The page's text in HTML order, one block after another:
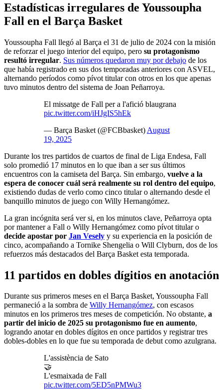
Estadísticas irregulares de Youssoupha
Fall en el Barça Basket
Youssoupha Fall llegó al Barça el 31 de julio de 2024 con la misión
de reforzar el juego interior del equipo, pero su protagonismo
resultó irregular. Sus números quedaron muy por debajo de los
que había registrado en sus dos temporadas anteriores con ASVEL,
alternando períodos como pívot titular con otros en los que apenas
tuvo minutos dentro del sistema de Joan Peñarroya.
El missatge de Fall per a l'afició blaugrana
pic.twitter.com/iHJgIS5hEk
— Barça Basket (@FCBbasket) August
19, 2025
Durante los tres partidos de cuartos de final de Liga Endesa, Fall
solo promedió 17 minutos en lo que iban a ser sus últimos
encuentros con la camiseta del Barça. Sin embargo, vuelve a la
espera de conocer cuál será realmente su rol dentro del equipo,
existiendo dudas de verlo como cinco titular o alternando desde el
banquillo minutos de juego con Willy Hernangómez.
La gran incógnita será ver si, en los minutos clave, Peñarroya opta
por mantener a Fall o Willy Hernangómez como pívot titular o
decide apostar por Jan Vesely y su experiencia en la posición de
cinco, acompañando a Tornike Shengelia o Will Clyburn, dos de los
refuerzos más destacados del Barça Basket esta temporada.
11 partidos en dobles dígitios en anotación
Durante sus primeros meses en el Barça Basket, Youssoupha Fall
permaneció a la sombra de Willy Hernangómez, con escasos
minutos en los primeros tres meses de competición. No obstante, a
partir del inicio de 2025 su protagonismo fue en aumento,
logrando anotar en dobles dígitos en once partidos y registrar tres
dobles-dobles en lo que fue su temporada de debut como azulgrana.
L'assistència de Sato
🤝
L'esmaixada de Fall
pic.twitter.com/5ED5nPMWu3